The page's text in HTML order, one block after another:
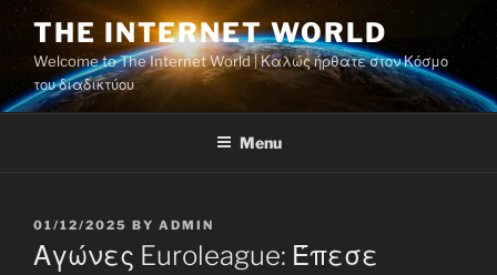
Skip
content
THE INTERNET WORLD
Welcome to The Internet World | Καλώς ήρθατε στον Κόσμο
του διαδικτύου
Menu
POSTED
ON
01/12/2025 BY ADMIN
Αγώνες Euroleague: Έπεσε